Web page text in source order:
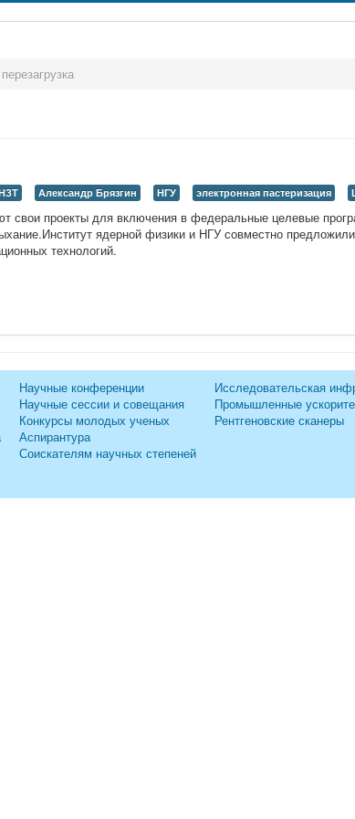
Александр Брязгин НГУ электронная пастеризация
свои проекты для включения в федеральные целевые
ядерной физики и НГУ совместно
технологий.
Научные конференции
Научные сессии и совещания
Конкурсы молодых ученых
Аспирантура
Соискателям научных степеней
Исследовательская
Промышленные
Рентгеновские сканеры